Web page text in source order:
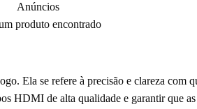
Anúncios
produto encontrado
Ela se refere à precisão e clareza com
HDMI de alta qualidade e garantir que